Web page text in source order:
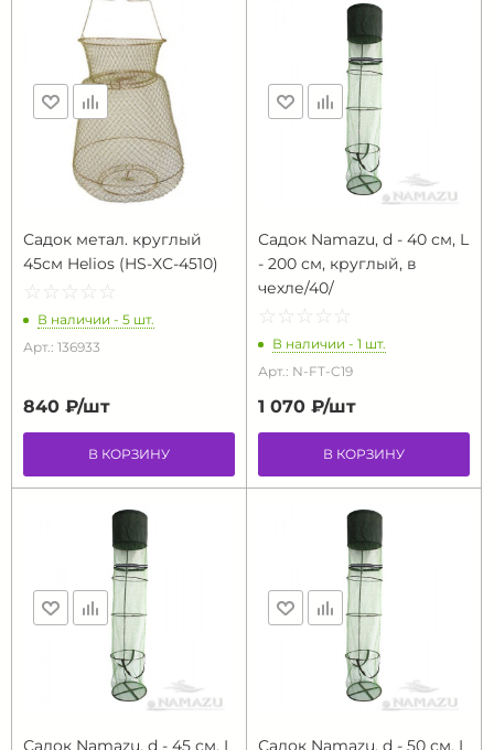
Садок метал. круглый
45см Helios (HS-XC-4510)
☆ ☆ ☆ ☆ ☆
★ ★ ★ ★ ★
В наличии - 5 шт.
Арт.: 136933
840 ₽/шт
В КОРЗИНУ
Садок Namazu, d - 40 см, L
- 200 см, круглый, в
чехле/40/
☆ ☆ ☆ ☆ ☆
★ ★ ★ ★ ★
В наличии - 1 шт.
Арт.: N-FT-C19
1 070 ₽/шт
В КОРЗИНУ
Садок Namazu, d - 45 см, L Садок Namazu, d - 50 см, L